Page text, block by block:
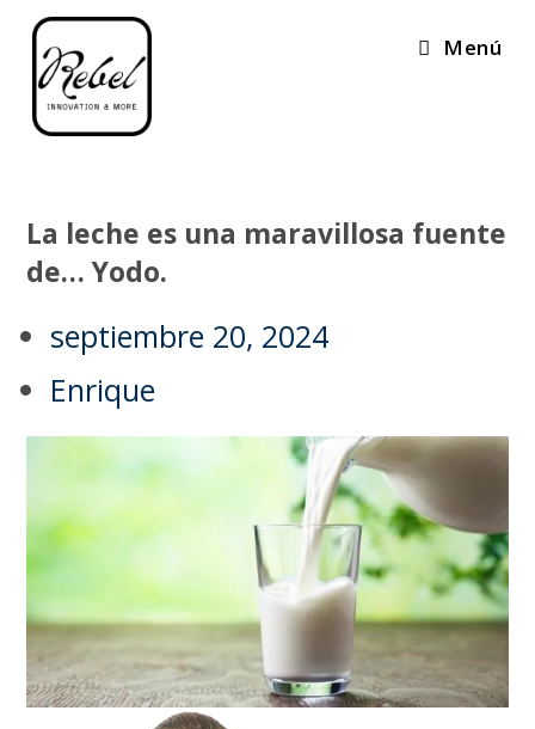
Menú
La leche es una maravillosa fuente
de… Yodo.
septiembre 20, 2024
Enrique